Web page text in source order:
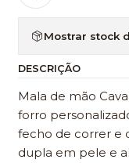
Mostrar stock
DESCRIÇÃO
Mala de mão
forro
fecho de correr e
dupla em pele e